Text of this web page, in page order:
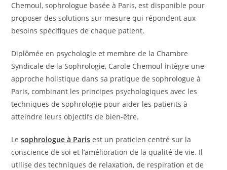
Chemoul, sophrologue basée à Paris, est disponible pour
proposer des solutions sur mesure qui répondent aux
besoins spécifiques de chaque patient.
Diplômée en psychologie et membre de la Chambre
Syndicale de la Sophrologie, Carole Chemoul intègre une
approche holistique dans sa pratique de sophrologue à
Paris, combinant les principes psychologiques avec les
techniques de sophrologie pour aider les patients à
atteindre leurs objectifs de bien-être.
Lesophrologue à Paris est un praticien centré sur la
conscience de soi et l’amélioration de la qualité de vie. Il
utilise des techniques de relaxation, de respiration et de